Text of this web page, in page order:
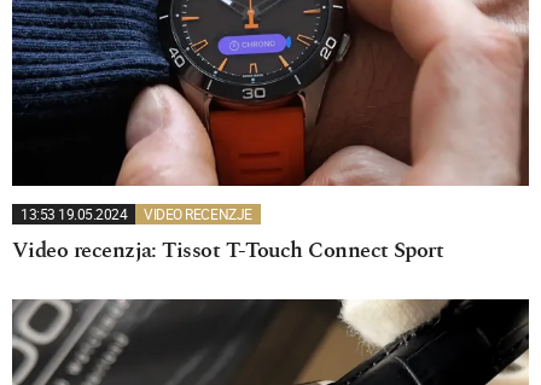
13:53 19.05.2024 VIDEO RECENZJE
Video recenzja: Tissot T-Touch Connect Sport